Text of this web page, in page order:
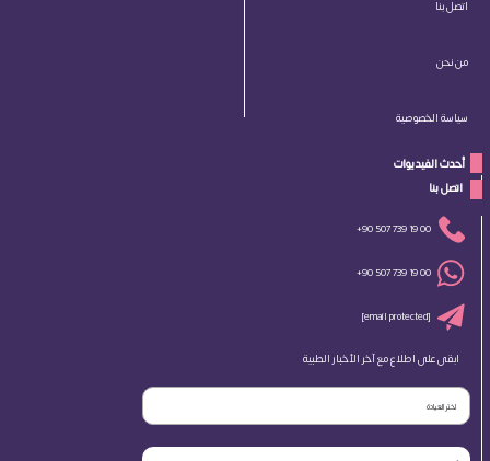
اتصل بنا
من نحن
سياسة الخصوصية
أحدث الفيديوات
اتصل بنا
+90 507 739 19 00
+90 507 739 19 00
[email protected]
ابقى على اطلاع مع آخر الأخبار الطبية
اختر العيادة